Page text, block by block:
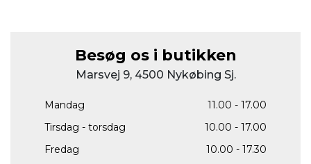
Besøg os i butikken
Marsvej 9, 4500 Nykøbing Sj.
Mandag
11.00 - 17.00
Tirsdag - torsdag
10.00 - 17.00
Fredag
10.00 - 17.30